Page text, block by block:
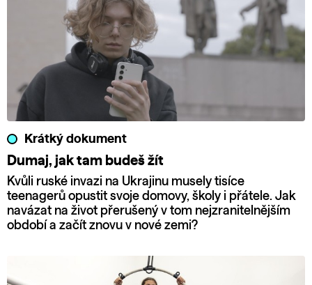
Krátký dokument
Dumaj, jak tam budeš žít
Kvůli ruské invazi na Ukrajinu musely tisíce
teenagerů opustit svoje domovy, školy i přátele. Jak
navázat na život přerušený v tom nejzranitelnějším
období a začít znovu v nové zemi?